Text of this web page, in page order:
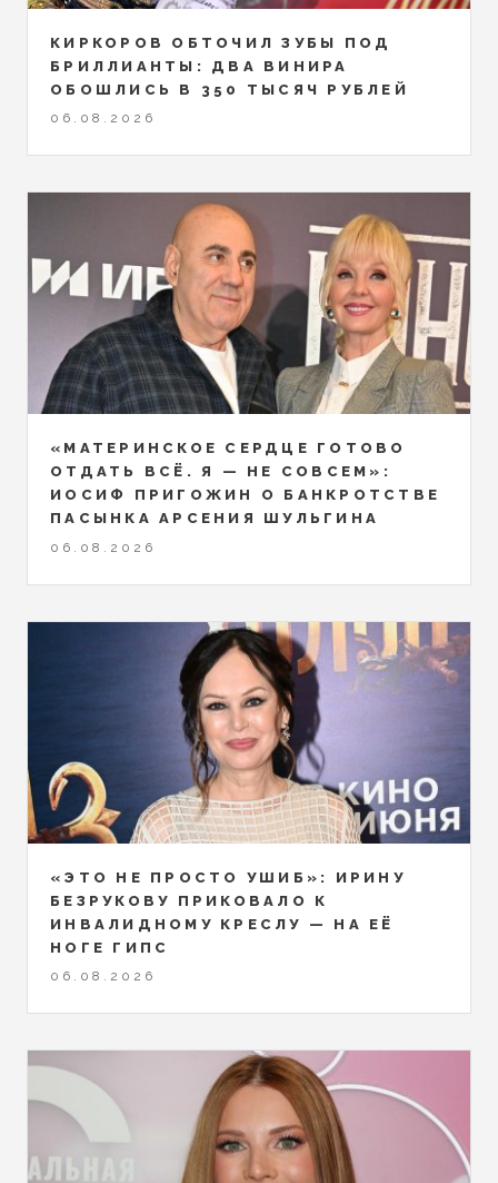
КИРКОРОВ ОБТОЧИЛ ЗУБЫ ПОД
БРИЛЛИАНТЫ: ДВА ВИНИРА
ОБОШЛИСЬ В 350 ТЫСЯЧ РУБЛЕЙ
06.08.2026
«МАТЕРИНСКОЕ СЕРДЦЕ ГОТОВО
ОТДАТЬ ВСЁ. Я — НЕ СОВСЕМ»:
ИОСИФ ПРИГОЖИН О БАНКРОТСТВЕ
ПАСЫНКА АРСЕНИЯ ШУЛЬГИНА
06.08.2026
«ЭТО НЕ ПРОСТО УШИБ»: ИРИНУ
БЕЗРУКОВУ ПРИКОВАЛО К
ИНВАЛИДНОМУ КРЕСЛУ — НА ЕЁ
НОГЕ ГИПС
06.08.2026